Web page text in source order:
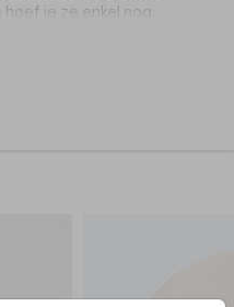
hoef je ze enkel nog
doosje of flesje te
dan gerustcontact